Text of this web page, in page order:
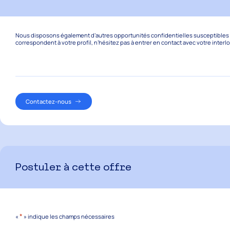
Nous disposons également d’autres opportunités confidentielles
correspondent à votre profil, n’hésitez pas à entrer en contact avec votre
Contactez-nous
Postuler à cette offre
«* » indique les champs nécessaires